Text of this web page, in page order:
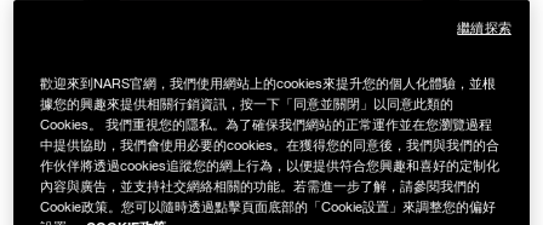
歡迎來到NARS官網，我們使用網站上的cookies來提升您的個人化體驗，並根
據您的興趣來提供相關行銷資訊，按一下「同意並關閉」以同意此類的
Cookies。 我們重視您的隱私。為了確保我們網站的正常運作並在您瀏覽過程
中提供協助，我們會使用必要的cookies。在獲得您的同意後，我們與我們的合
作伙伴將透過cookies追蹤您的網上行為，以便提供符合您興趣和喜好的定制化
內容與廣告，並支持社交網絡相關的功能。若需進一步了解，請參閱我們的
Cookie政策。您可以隨時透過點擊頁面底部的「Cookie設置」來調整您的偏好
繼續探索